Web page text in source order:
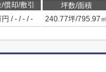
却/敷引 坪数/面積
/- /- /- 240.77坪/795.97㎡